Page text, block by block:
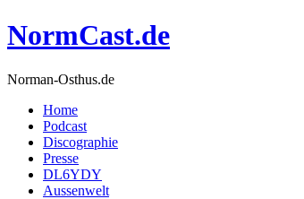
NormCast.de
Norman-Osthus.de
Home
Podcast
Discographie
Presse
DL6YDY
Aussenwelt